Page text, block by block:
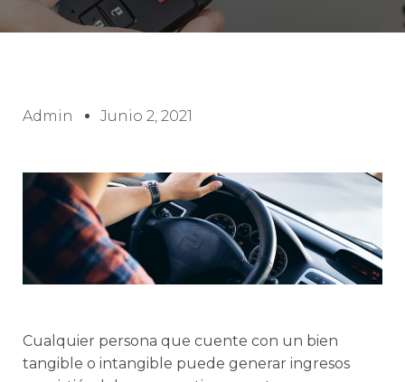
Admin Junio 2, 2021
Cualquier persona que cuente con un bien
tangible o intangible puede generar ingresos